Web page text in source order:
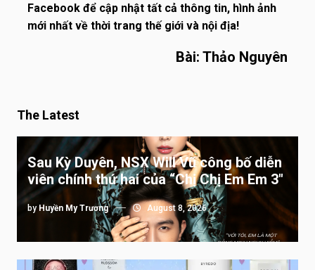
Facebook để cập nhật tất cả thông tin, hình ảnh
mới nhất về thời trang thế giới và nội địa!
Bài: Thảo Nguyên
The Latest
Sau Kỳ Duyên, NSX Will Vũ công bố diễn
viên chính thứ hai của “Chị Chị Em Em 3″
by Huyền My Trương August 8, 2026